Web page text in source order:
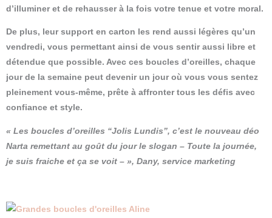
d’illuminer et de rehausser à la fois votre tenue et votre moral.
De plus, leur support en carton les rend aussi légères qu’un
vendredi, vous permettant ainsi de vous sentir aussi libre et
détendue que possible. Avec ces boucles d’oreilles, chaque
jour de la semaine peut devenir un jour où vous vous sentez
pleinement vous-même, prête à affronter tous les défis avec
confiance et style.
« Les boucles d’oreilles “Jolis Lundis”, c’est le nouveau déo
Narta remettant au goût du jour le slogan – Toute la journée,
je suis fraiche et ça se voit – », Dany, service marketing